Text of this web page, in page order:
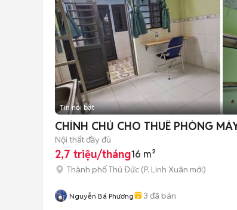
Tin nổi bật
CHÍNH CHỦ CHO THUÊ PHÒNG
Nội thất đầy đủ
2,7 triệu/tháng16 m²
Thành phố Thủ Đức (P. Linh Xuân mới)
Nguyễn Bá Phương 3 đã bán